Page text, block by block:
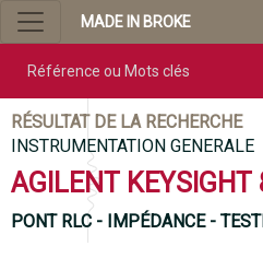
MADE IN BROKE
RÉSULTAT DE LA RECHERCHE
INSTRUMENTATION GENERALE
AGILENT
PONT RLC - IMPÉDANCE -